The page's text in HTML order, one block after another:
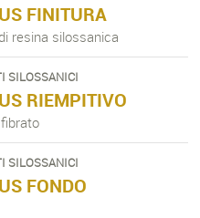
FINITURA
resina silossanica
SILOSSANICI
RIEMPITIVO
SILOSSANICI
FONDO